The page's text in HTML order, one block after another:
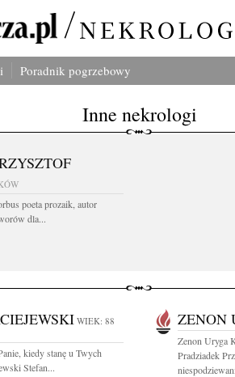
Poradnik pogrzebowy
Inne nekrologi
poeta prozaik, autor
dla...
WIEK: 88
kiedy stanę u Twych
Stefan...
ZENON
Zenon Uryga
Pradziadek